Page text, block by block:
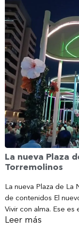
La nueva Plaza
Torremolinos
La nueva Plaza de La
de contenidos El
Vivir con alma. Ese es
Leer más